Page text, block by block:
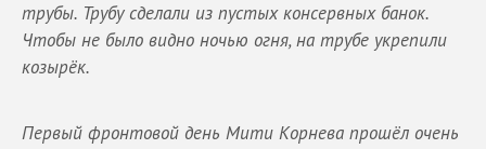
трубы. Трубу сделали из пустых консервных банок.
Чтобы не было видно ночью огня, на трубе укрепили
козырёк.
Первый фронтовой день Мити Корнева прошёл очень